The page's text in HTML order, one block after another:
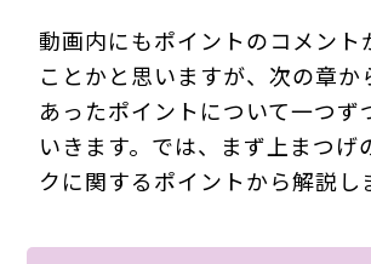
動画内にもポイントのコメント
ことかと思いますが、次の章か
あったポイントについて一つず
いきます。では、まず上まつげ
クに関するポイントから解説し